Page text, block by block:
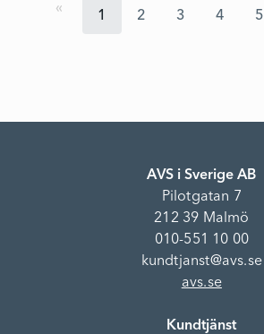
1 2 3 4 5
AVS i Sverige AB
Pilotgatan 7
212 39 Malmö
010-551 10 00
kundtjanst@avs.se
avs.se
Kundtjänst